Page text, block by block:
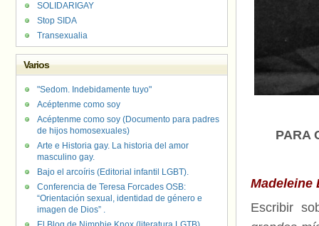
PARA
Madeleine
Escribir
SOLIDARIGAY
Stop SIDA
Transexualia
Varios
"Sedom. Indebidamente tuyo"
Acéptenme como soy
Acéptenme como soy (Documento para padres
de hijos homosexuales)
Arte e Historia gay. La historia del amor
masculino gay.
Bajo el arcoíris (Editorial infantil LGBT).
Conferencia de Teresa Forcades OSB:
“Orientación sexual, identidad de género e
imagen de Dios” .